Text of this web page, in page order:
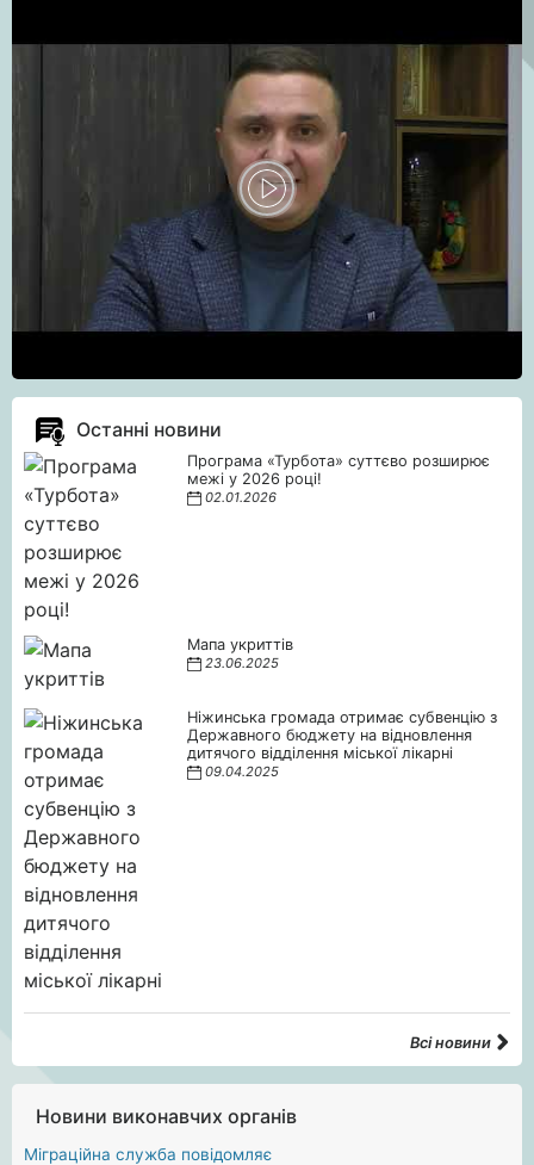
Останні новини
Програма «Турбота» суттєво розширює
межі у 2026 році!
02.01.2026
Мапа укриттів
23.06.2025
Ніжинська громада отримає субвенцію з
Державного бюджету на відновлення
дитячого відділення міської лікарні
09.04.2025
Всі новини
Новини виконавчих органів
Міграційна служба повідомляє